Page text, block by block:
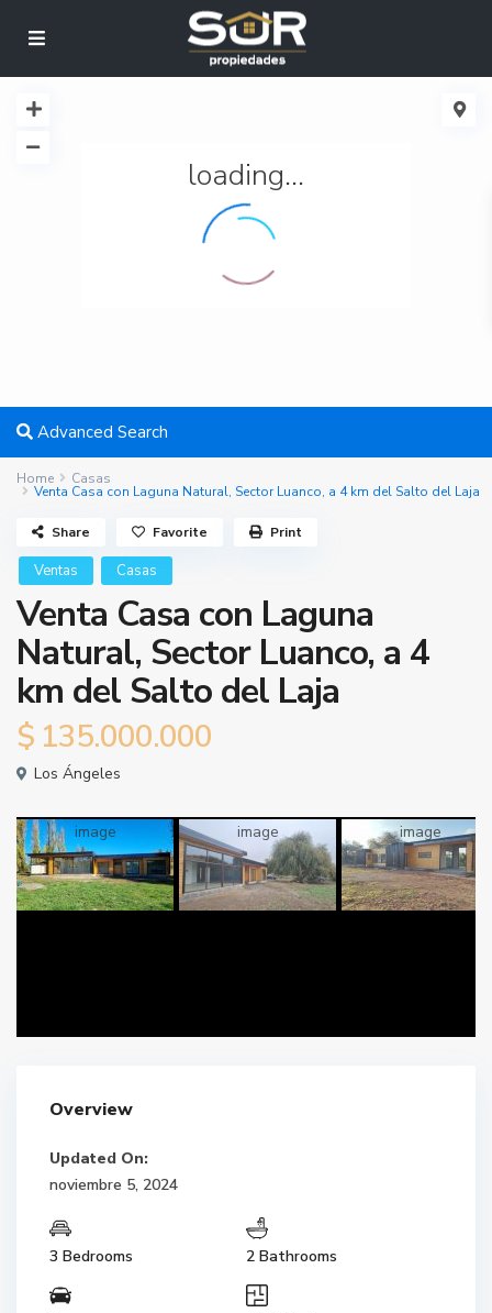
loading...
Advanced Search
Home Casas
Venta Casa con Laguna Natural, Sector Luanco, a 4 km del Salto del Laja
Ventas Casas
Venta Casa con Laguna
Natural, Sector Luanco, a 4
km del Salto del Laja
$ 135.000.000
Los Ángeles
Share Favorite Print
Overview
Updated On:
noviembre 5, 2024
3 Bedrooms 2 Bathrooms